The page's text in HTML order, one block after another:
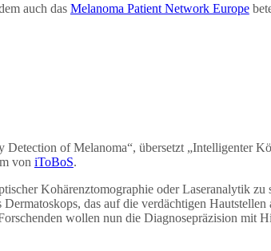
auch das Melanoma Patient Network Europe
of Melanoma“, übersetzt „Intelligenter
von iToBoS.
Kohärenztomographie oder Laseranalytik
das auf die verdächtigen
wollen nun die Diagnosepräzision mit